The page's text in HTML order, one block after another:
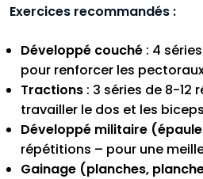
Exercices recommandés :
Développé couché : 4
pour renforcer les
Tractions : 3 séries de 8-12
travailler le dos et les
Développé militaire
répétitions – pour une
Gainage (planches,